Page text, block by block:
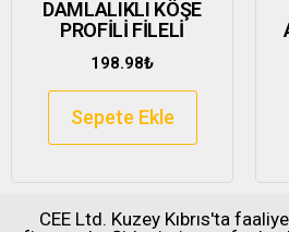
DAMLALIKLI KÖŞE
PROFİLİ FİLELİ
198.98₺
Sepete Ekle
CEE Ltd. Kuzey Kıbrıs'ta